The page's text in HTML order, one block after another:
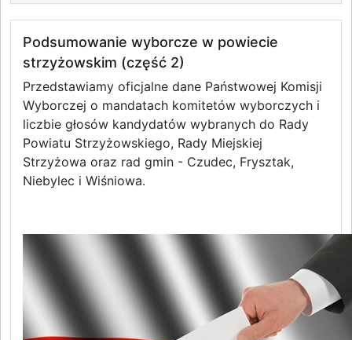
Podsumowanie wyborcze w powiecie
strzyżowskim (część 2)
Przedstawiamy oficjalne dane Państwowej Komisji
Wyborczej o mandatach komitetów wyborczych i
liczbie głosów kandydatów wybranych do Rady
Powiatu Strzyżowskiego, Rady Miejskiej
Strzyżowa oraz rad gmin - Czudec, Frysztak,
Niebylec i Wiśniowa.